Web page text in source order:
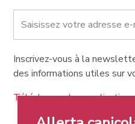
Inscrivez-vous à la
des informations utiles sur
Téléchargez les